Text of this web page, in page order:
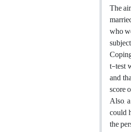
The
who
t-test
and
score
Also,
could
the